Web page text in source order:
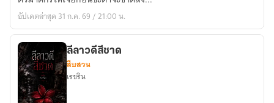
เงา
ฆาตกรรม
[มี
e-
book]
อัปเดตล่าสุด 31 ก.ค. 69 / 21:00 น.
ลีลาวดีสีชาด
สืบสวน
เรขริน